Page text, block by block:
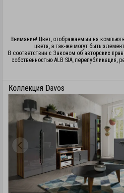
Внимание! Цвет, отображаемый на
цвета, а так-же могут быть
В соответствии с Законом об авторских
собственностью ALB SIA, перепубликация,
Коллекция Davos